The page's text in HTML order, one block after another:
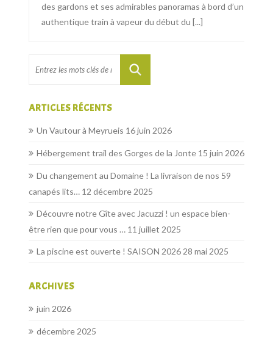
des gardons et ses admirables panoramas à bord d’un
authentique train à vapeur du début du [...]
ARTICLES RÉCENTS
Un Vautour à Meyrueis 16 juin 2026
Hébergement trail des Gorges de la Jonte 15 juin 2026
Du changement au Domaine ! La livraison de nos 59
canapés lits… 12 décembre 2025
Découvre notre Gîte avec Jacuzzi ! un espace bien-
être rien que pour vous … 11 juillet 2025
La piscine est ouverte ! SAISON 2026 28 mai 2025
ARCHIVES
juin 2026
décembre 2025